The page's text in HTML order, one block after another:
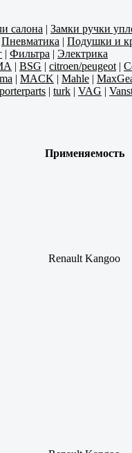
салона | Замки ручки
Пневматика | Подушки и
| Фильтра | Электрика
| BSG | citroen/peugeot |
| MACK | Mahle |
| turk | VAG |
Применяемость
Renault Kangoo